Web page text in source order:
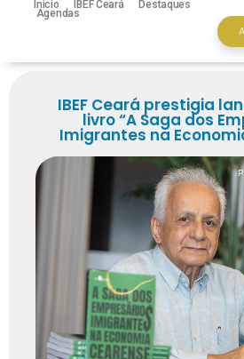
Inicio IBEF Ceará Destaques
Agendas
IBEF Ceará prestigia
livro “A Saga dos
Imigrantes na